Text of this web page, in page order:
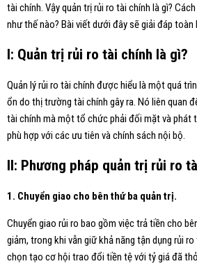
tài chính. Vậy quản trị rủi ro tài chính là gì?
như thế nào? Bài viết dưới đây sẽ giải đáp
I: Quản trị rủi ro tài chính là gì?
Quản lý rủi ro tài chính được hiểu là một quá
ổn do thị trường tài chính gây ra. Nó liên quan
tài chính mà một tổ chức phải đối mặt và phát
phù hợp với các ưu tiên và chính sách nội bộ.
II: Phương pháp quản trị rủi ro
1. Chuyển giao cho bên thứ ba quản trị.
Chuyển giao rủi ro bao gồm việc trả tiền cho
giảm, trong khi vẫn giữ khả năng tận dụng rủi
chọn tạo cơ hội trao đổi tiền tệ với tỷ giá đã